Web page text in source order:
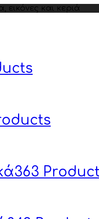
εικόνες και κεριά
363